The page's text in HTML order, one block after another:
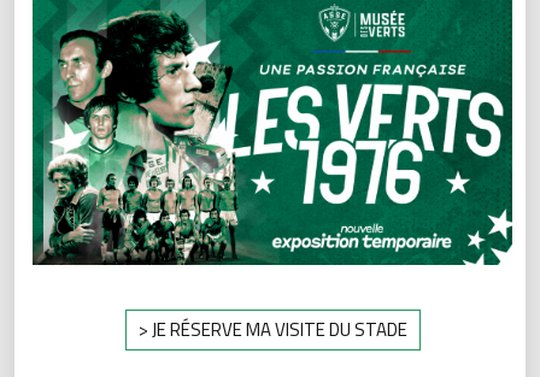
> JE RÉSERVE MA VISITE DU STADE